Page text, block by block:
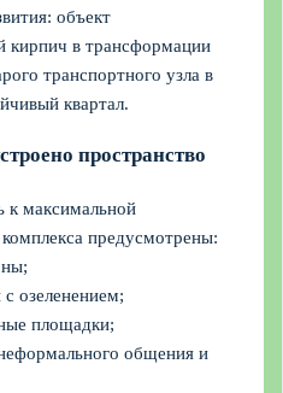
объект
кирпич в трансформации
транспортного узла в
квартал.
пространство
к максимальной
предусмотрены:
озеленением;
площадки;
общения и